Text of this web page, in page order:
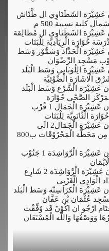
عَشِيْرَة الشَطَنَاوِي ال طَّنّاش
عَشِيْرَة الشَطَنَاوِي ال مُطالِقة
حُوّارَة الْرِيَادِيَّة لِلْبَنَات
عَشِيْرَة الْحَدَّاد وَسَمُّوْر وَسَط
مَسْجِد الرِّضْوَان
عَشِيْرَة الِلُوَبَانِي وَسَط الْبَلَد
الْاشَارَة الْضَّوْئِيَّة
عَشِيْرَة الْشَّرْع وَسَط الْبَلَد
الصَّحّي حُوّارَة
11- دِيْوَان عَشِيْرَة الْجَمَال 1 قُرْب
الْثَّانَوِيَّة لِلْبَنَات
12 -دِيْوَان عَشِيْرَة الْجَمَال2 الَى
الْشِّمَال مِن مَحَطَّة الْمَحْرُوْقَات ب800
13 -دِيْوَان عَشِيْرَة الْرَّوَاشِدَة 1 جَنُوْب
14-دِيْوَان عَشِيْرَة الْرَّوَاشِدَة 2 شَارِع
الْوَادِي الْغَرْبِي
عَشِيْرَة الْكرَاسِنّه وَسَط الْبَلَد
عُثْمَان بْن عَفَّان
ارْجُو ان اكُوْنَ قَد وُفِّقْت
وَوَصْفُهَا وَاللَّه الْمُسْتَعَان